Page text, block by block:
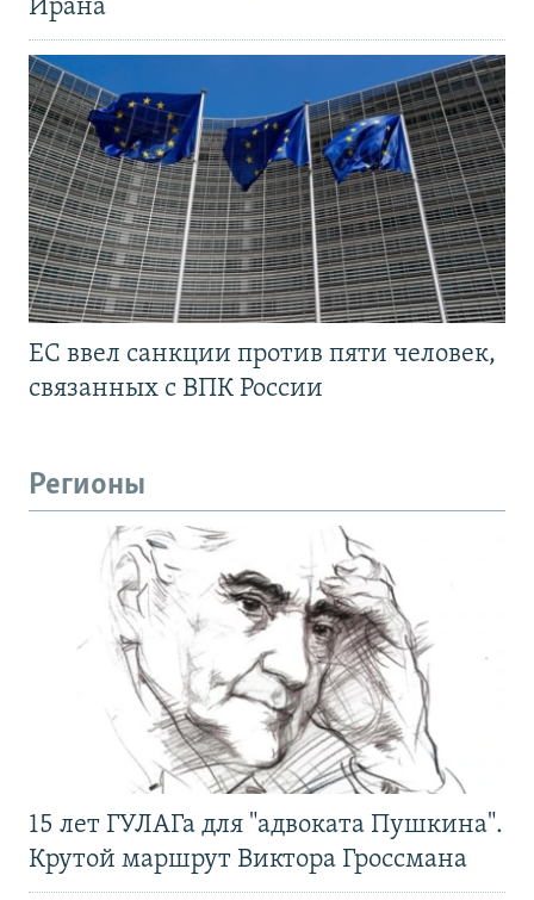
Ирана
ЕС ввел санкции против пяти человек,
связанных с ВПК России
Регионы
15 лет ГУЛАГа для "адвоката Пушкина".
Крутой маршрут Виктора Гроссмана